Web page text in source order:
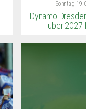
Sonntag
Dynamo
über 2027